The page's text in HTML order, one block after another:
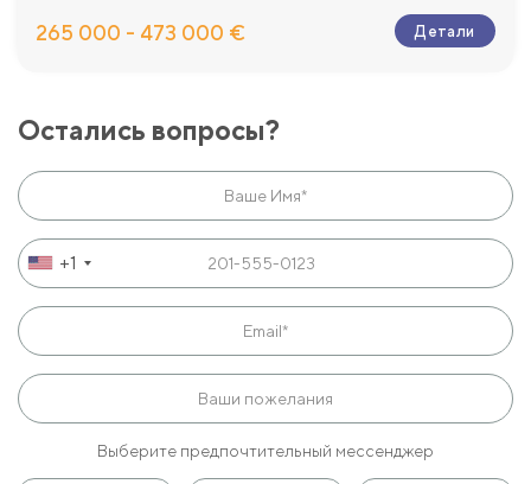
265 000 - 473 000 € Детали
Остались вопросы?
+1
Выберите предпочтительный мессенджер